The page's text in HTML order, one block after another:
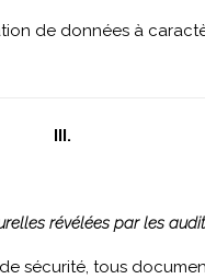
de données à
III.
révélées par les
sécurité, tous